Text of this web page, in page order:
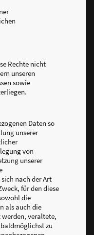
Rechte nicht
unseren
sowie
Daten so
unserer
von
unserer
nach der Art
für den diese
die
als auch die
veraltete,
zu